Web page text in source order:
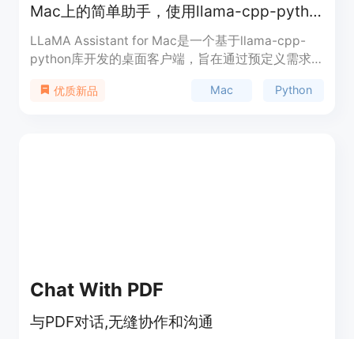
Mac上的简单助手，使用llama-cpp-python。
LLaMA Assistant for Mac是一个基于llama-cpp-
python库开发的桌面客户端，旨在通过预定义需求
码，但用llama-cpp-python替代了ollama部分，以
优质新品 Mac Python
Chat With PDF
与PDF对话,无缝协作和沟通